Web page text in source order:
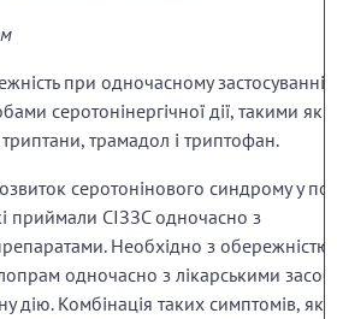
при одночасному застосуванні
серотонінергічної дії, такими як
трамадол і триптофан.
серотонінового синдрому у
приймали СІЗЗС одночасно з
Необхідно з обережністю
одночасно з лікарськими
дію. Комбінація таких симптомів, як